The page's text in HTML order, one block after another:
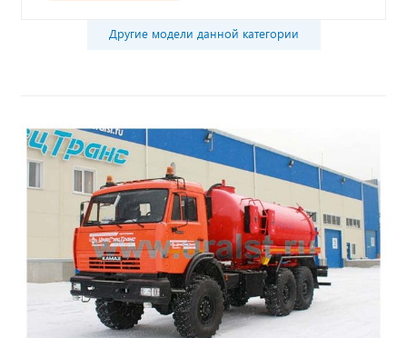
Другие модели данной категории